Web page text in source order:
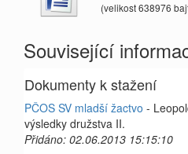
(velikost 638976
Související
Dokumenty k stažení
PČOS SV mladší žactvo -
výsledky družstva II.
Přidáno: 02.06.2013 15:15:10